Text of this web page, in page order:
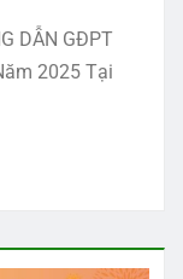
DẪN GĐPT
2025 Tại